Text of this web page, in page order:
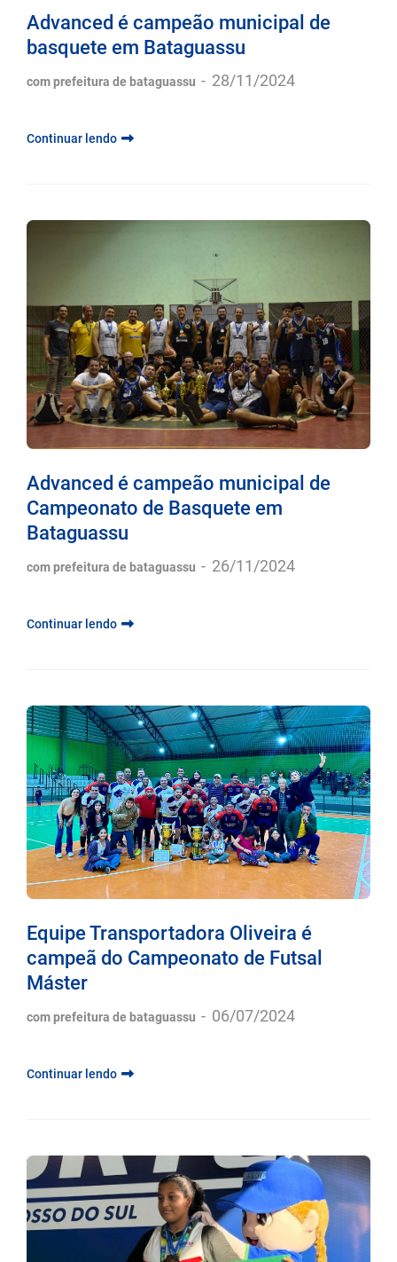
Advanced é campeão municipal de
basquete em Bataguassu
com prefeitura de bataguassu - 28/11/2024
Continuar lendo
Advanced é campeão municipal de
Campeonato de Basquete em
Bataguassu
com prefeitura de bataguassu - 26/11/2024
Continuar lendo
Equipe Transportadora Oliveira é
campeã do Campeonato de Futsal
Máster
com prefeitura de bataguassu - 06/07/2024
Continuar lendo